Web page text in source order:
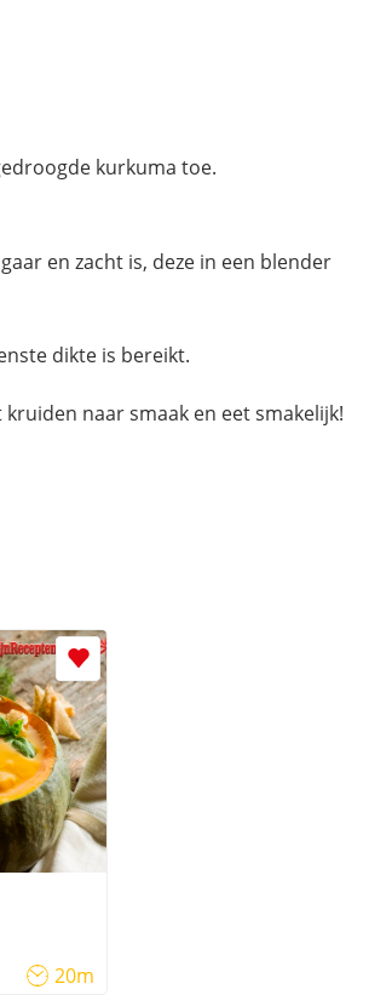
kurkuma toe.
gaar en zacht is, deze in een blender
dikte is bereikt.
naar smaak en eet smakelijk!
20m